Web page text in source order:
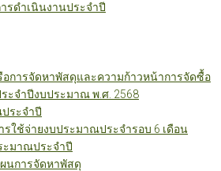
รดำเนินงานประจำปี
อการจัดหาพัสดุและความก้าวหน้าการจัดซื้อ
ะจำปีงบประมาณ พ.ศ. 2568
ระจำปี
ใช้จ่ายงบประมาณประจำรอบ 6 เดือน
ะมาณประจำปี
นการจัดหาพัสดุ